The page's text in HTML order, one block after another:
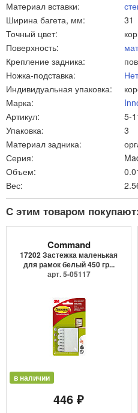
Материал вставки:
Ширина багета, мм:
31
Точный цвет:
Поверхность:
Крепление задника:
Ножка-подставка:
Нет
Индивидуальная упаковка:
Марка:
Артикул:
5-
Упаковка:
3
Материал задника:
Серия:
Объем:
Вес:
С этим товаром покупают:
Command
17202 Застежка маленькая
для рамок белый 450 гр...
арт. 5-05117
в наличии
446 ₽